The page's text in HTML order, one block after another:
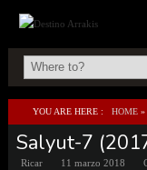
YOU ARE HERE : HOME »
Salyut-7
Ricar 11 marzo 2018